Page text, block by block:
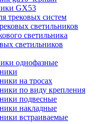
GX53
трековых систем
светильников
светильника
светильников
однофазные
на тросах
по виду крепления
подвесные
накладные
встраиваемые